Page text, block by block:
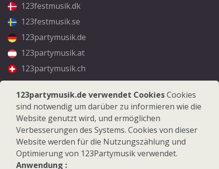
123festmusik.dk
123festmusik.se
123partymusik.de
123partymusik.at
123partymusik.ch
Folgen Sie uns
Facebook
Instagram
123partymusik.de verwendet CookiesCookies
sind notwendig um darüber zu informieren wie die
Website genutzt wird, und ermöglichen
Verbesserungen des Systems. Cookies von dieser
Website werden für die Nutzungszählung und
Optimierung von 123Partymusik verwendet.
Anwendung :